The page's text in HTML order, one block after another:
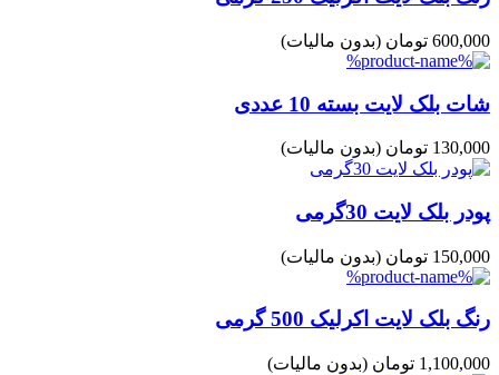
600,000 تومان (بدون مالیات)
شات بلک لایت بسته 10 عددی
130,000 تومان (بدون مالیات)
پودر بلک لایت 30گرمی
150,000 تومان (بدون مالیات)
رنگ بلک لایت اکرلیک 500 گرمی
1,100,000 تومان (بدون مالیات)